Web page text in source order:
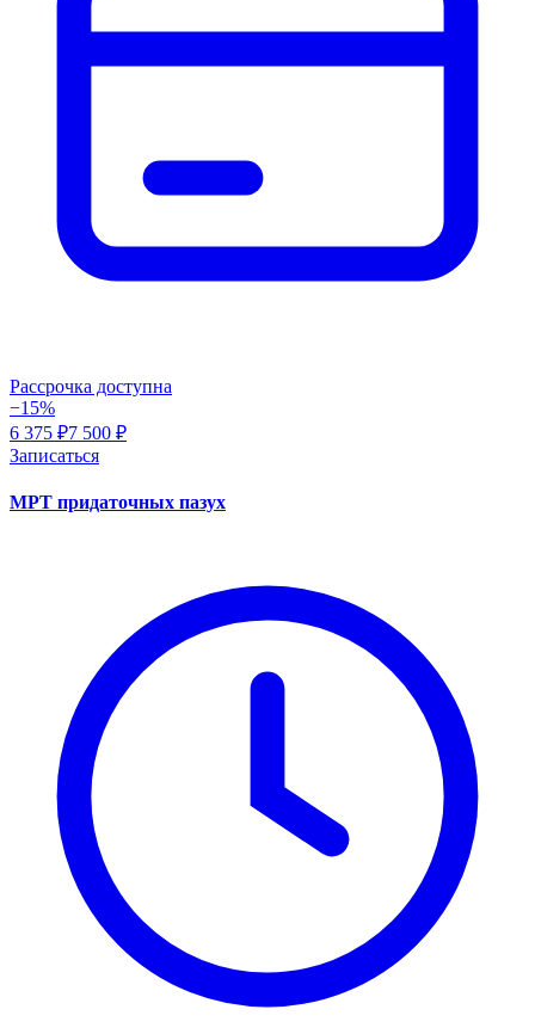
Рассрочка доступна
−15%
6 375 ₽7 500 ₽
Записаться
МРТ придаточных пазух